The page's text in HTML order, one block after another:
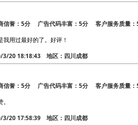
信誉：5分 广告代码丰富：5分 客户服务质量：
用过最好的了。好评！
20 18:18:43 地区：四川成都
信誉：5分 广告代码丰富：5分 客户服务质量：
20 17:58:39 地区：四川成都